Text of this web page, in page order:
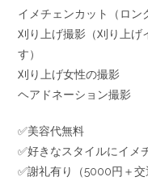
イメチェンカット（ロ
刈り上げ撮影（刈り上げ
す）
刈り上げ女性の撮影
ヘアドネーション撮影
✅美容代無料
✅好きなスタイルにイメ
✅謝礼有り（5000円＋交